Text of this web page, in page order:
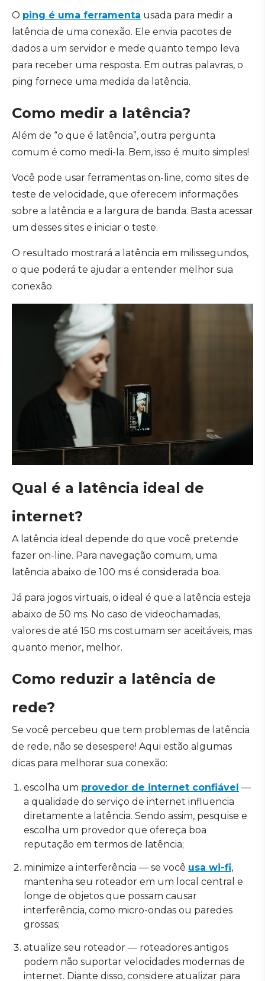
O ping é uma ferramenta usada para medir a
latência de uma conexão. Ele envia pacotes de
dados a um servidor e mede quanto tempo leva
para receber uma resposta. Em outras palavras, o
ping fornece uma medida da latência.
Como medir a latência?
Além de “o que é latência”, outra pergunta
comum é como medi-la. Bem, isso é muito simples!
Você pode usar ferramentas on-line, como sites de
teste de velocidade, que oferecem informações
sobre a latência e a largura de banda. Basta acessar
um desses sites e iniciar o teste.
O resultado mostrará a latência em milissegundos,
o que poderá te ajudar a entender melhor sua
conexão.
Qual é a latência ideal de
internet?
A latência ideal depende do que você pretende
fazer on-line. Para navegação comum, uma
latência abaixo de 100 ms é considerada boa.
Já para jogos virtuais, o ideal é que a latência esteja
abaixo de 50 ms. No caso de videochamadas,
valores de até 150 ms costumam ser aceitáveis, mas
quanto menor, melhor.
Como reduzir a latência de
rede?
Se você percebeu que tem problemas de latência
de rede, não se desespere! Aqui estão algumas
dicas para melhorar sua conexão:
escolha um provedor de internet confiável —
a qualidade do serviço de internet influencia
diretamente a latência. Sendo assim, pesquise e
escolha um provedor que ofereça boa
reputação em termos de latência;
minimize a interferência — se você usa wi-fi,
mantenha seu roteador em um local central e
longe de objetos que possam causar
interferência, como micro-ondas ou paredes
grossas;
atualize seu roteador — roteadores antigos
podem não suportar velocidades modernas de
internet. Diante disso, considere atualizar para